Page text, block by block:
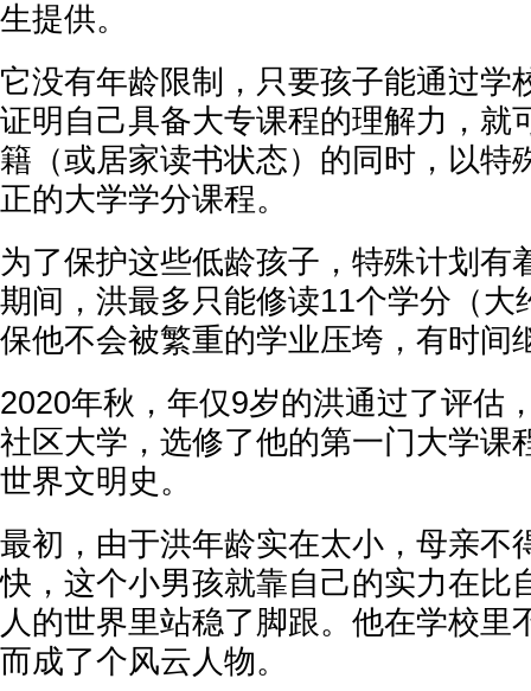
生提供。
它没有年龄限制，只要孩子能通过学
证明自己具备大专课程的理解力，就
籍（或居家读书状态）的同时，以特
正的大学学分课程。
为了保护这些低龄孩子，特殊计划有
期间，洪最多只能修读11个学分（大
保他不会被繁重的学业压垮，有时
2020年秋，年仅9岁的洪通过了评估
社区大学，选修了他的第一门大学课
世界文明史。
最初，由于洪年龄实在太小，母亲不
快，这个小男孩就靠自己的实力在比
人的世界里站稳了脚跟。他在学校里
而成了个风云人物。